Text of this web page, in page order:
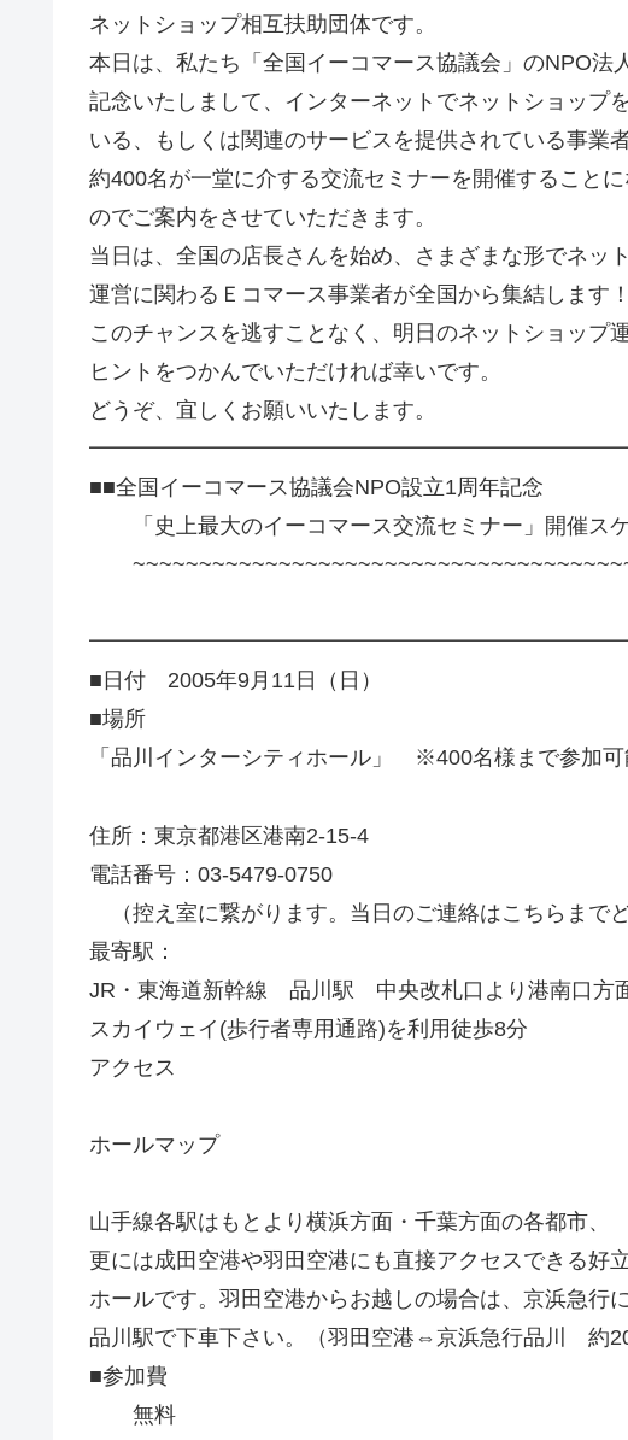
ネットショップ相互扶助団体です。
本日は、私たち「全国イーコマース協議会」のNPO法
記念いたしまして、インターネットでネットショップ
いる、もしくは関連のサービスを提供されている事業者
約400名が一堂に介する交流セミナーを開催すること
のでご案内をさせていただきます。
当日は、全国の店長さんを始め、さまざまな形でネッ
運営に関わるＥコマース事業者が全国から集結します！
このチャンスを逃すことなく、明日のネットショップ
ヒントをつかんでいただければ幸いです。
どうぞ、宜しくお願いいたします。
■■全国イーコマース協議会NPO設立1周年記念
「史上最大のイーコマース交流セミナー」開催ス
■日付 2005年9月11日（日）
■場所
「品川インターシティホール」 ※400名様まで参加
住所：東京都港区港南2-15-4
電話番号：03-5479-0750
（控え室に繋がります。当日のご連絡はこちらまでど
最寄駅：
JR・東海道新幹線 品川駅 中央改札口より港南口方面
スカイウェイ(歩行者専用通路)を利用徒歩8分
アクセス
ホールマップ
山手線各駅はもとより横浜方面・千葉方面の各都市、
更には成田空港や羽田空港にも直接アクセスできる好
ホールです。羽田空港からお越しの場合は、京浜急行に
品川駅で下車下さい。（羽田空港⇔京浜急行品川 約20
■参加費
無料